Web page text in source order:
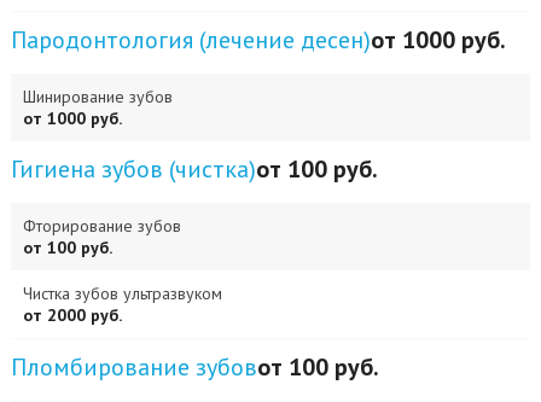
Пародонтология (лечение десен)от 1000 руб.
Шинирование зубов
от 1000 руб.
Гигиена зубов (чистка)от 100 руб.
Фторирование зубов
от 100 руб.
Чистка зубов ультразвуком
от 2000 руб.
Пломбирование зубовот 100 руб.